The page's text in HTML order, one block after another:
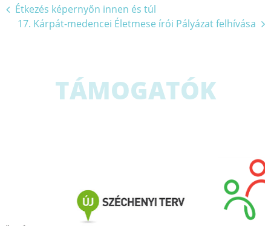
Bejegyzés
navigáció
Étkezés képernyőn innen és túl
17. Kárpát-medencei Életmese írói Pályázat felhívása
TÁMOGATÓK